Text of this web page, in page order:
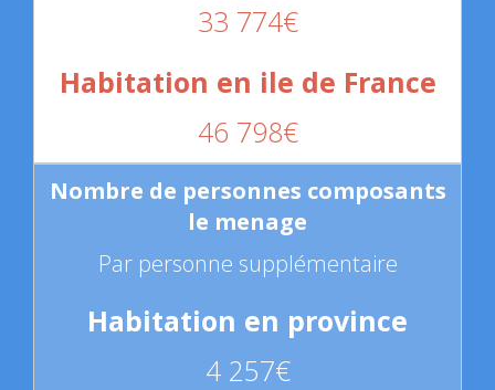
33 774€
46 798€
Par personne supplémentaire
4 257€